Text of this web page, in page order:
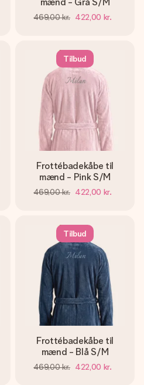
469,00 kr. 422,00 kr.
Tilbud
Frottébadekåbe til
mænd - Pink S/M
469,00 kr. 422,00 kr.
Tilbud
Frottébadekåbe til
mænd - Blå S/M
469,00 kr. 422,00 kr.